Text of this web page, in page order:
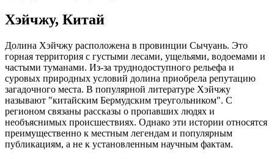
Хэйчжу, Китай
Долина Хэйчжу расположена в провинции Сычуань. Это
горная территория с густыми лесами, ущельями, водоемами и
частыми туманами. Из-за труднодоступного рельефа и
суровых природных условий долина приобрела репутацию
загадочного места. В популярной литературе Хэйчжу
называют "китайским Бермудским треугольником". С
регионом связаны рассказы о пропавших людях и
необъяснимых происшествиях. Однако эти истории относятся
преимущественно к местным легендам и популярным
публикациям, а не к установленным научным фактам.